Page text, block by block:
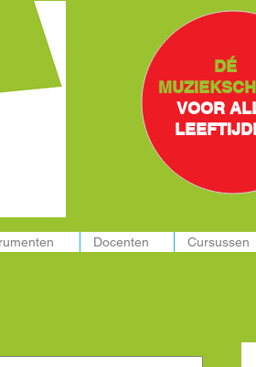
DÉ
VOOR
Docenten Cursussen